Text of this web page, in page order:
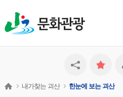
문화관광
내가찾는 괴산 한눈에 보는 괴산